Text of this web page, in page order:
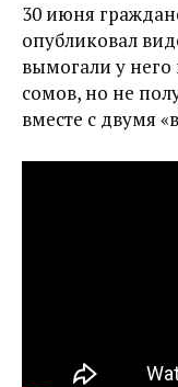
30 июня
опубликовал
вымогали у него
сомов, но не
вместе с двумя